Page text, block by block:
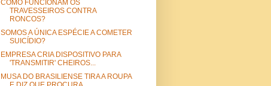
COMO FUNCIONAM OS
TRAVESSEIROS CONTRA
RONCOS?
SOMOS A ÚNICA ESPÉCIE A COMETER
SUICÍDIO?
EMPRESA CRIA DISPOSITIVO PARA
'TRANSMITIR' CHEIROS...
MUSA DO BRASILIENSE TIRA A ROUPA